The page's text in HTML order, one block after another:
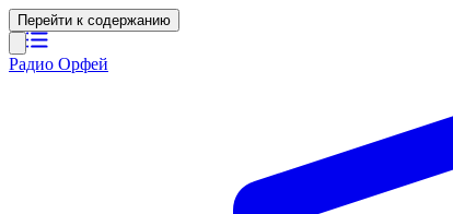
Перейти к содержанию
Радио Орфей